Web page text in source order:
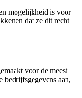
mogelijkheid is voor
dat ze dit recht
voor de meest
bedrijfsgegevens aan,